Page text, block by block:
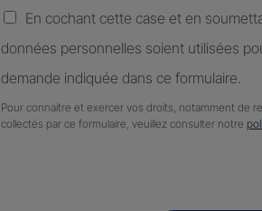
En cochant cette case et en
données personnelles soient utilisées
demande indiquée dans ce formulaire.
Pour connaitre et exercer vos droits, notamment de
collectés par ce formulaire, veuillez consulter notre